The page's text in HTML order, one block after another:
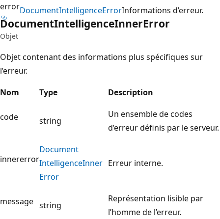
errorDocumentIntelligenceErrorInformations d’erreur.
DocumentIntelligenceInnerError
Objet
Objet contenant des informations plus spécifiques sur
l’erreur.
Nom
Type Description
code string
Un ensemble de codes
d’erreur définis par le serveur.
innererror
Document
IntelligenceInner
Error
Erreur interne.
message string
Représentation lisible par
l’homme de l’erreur.